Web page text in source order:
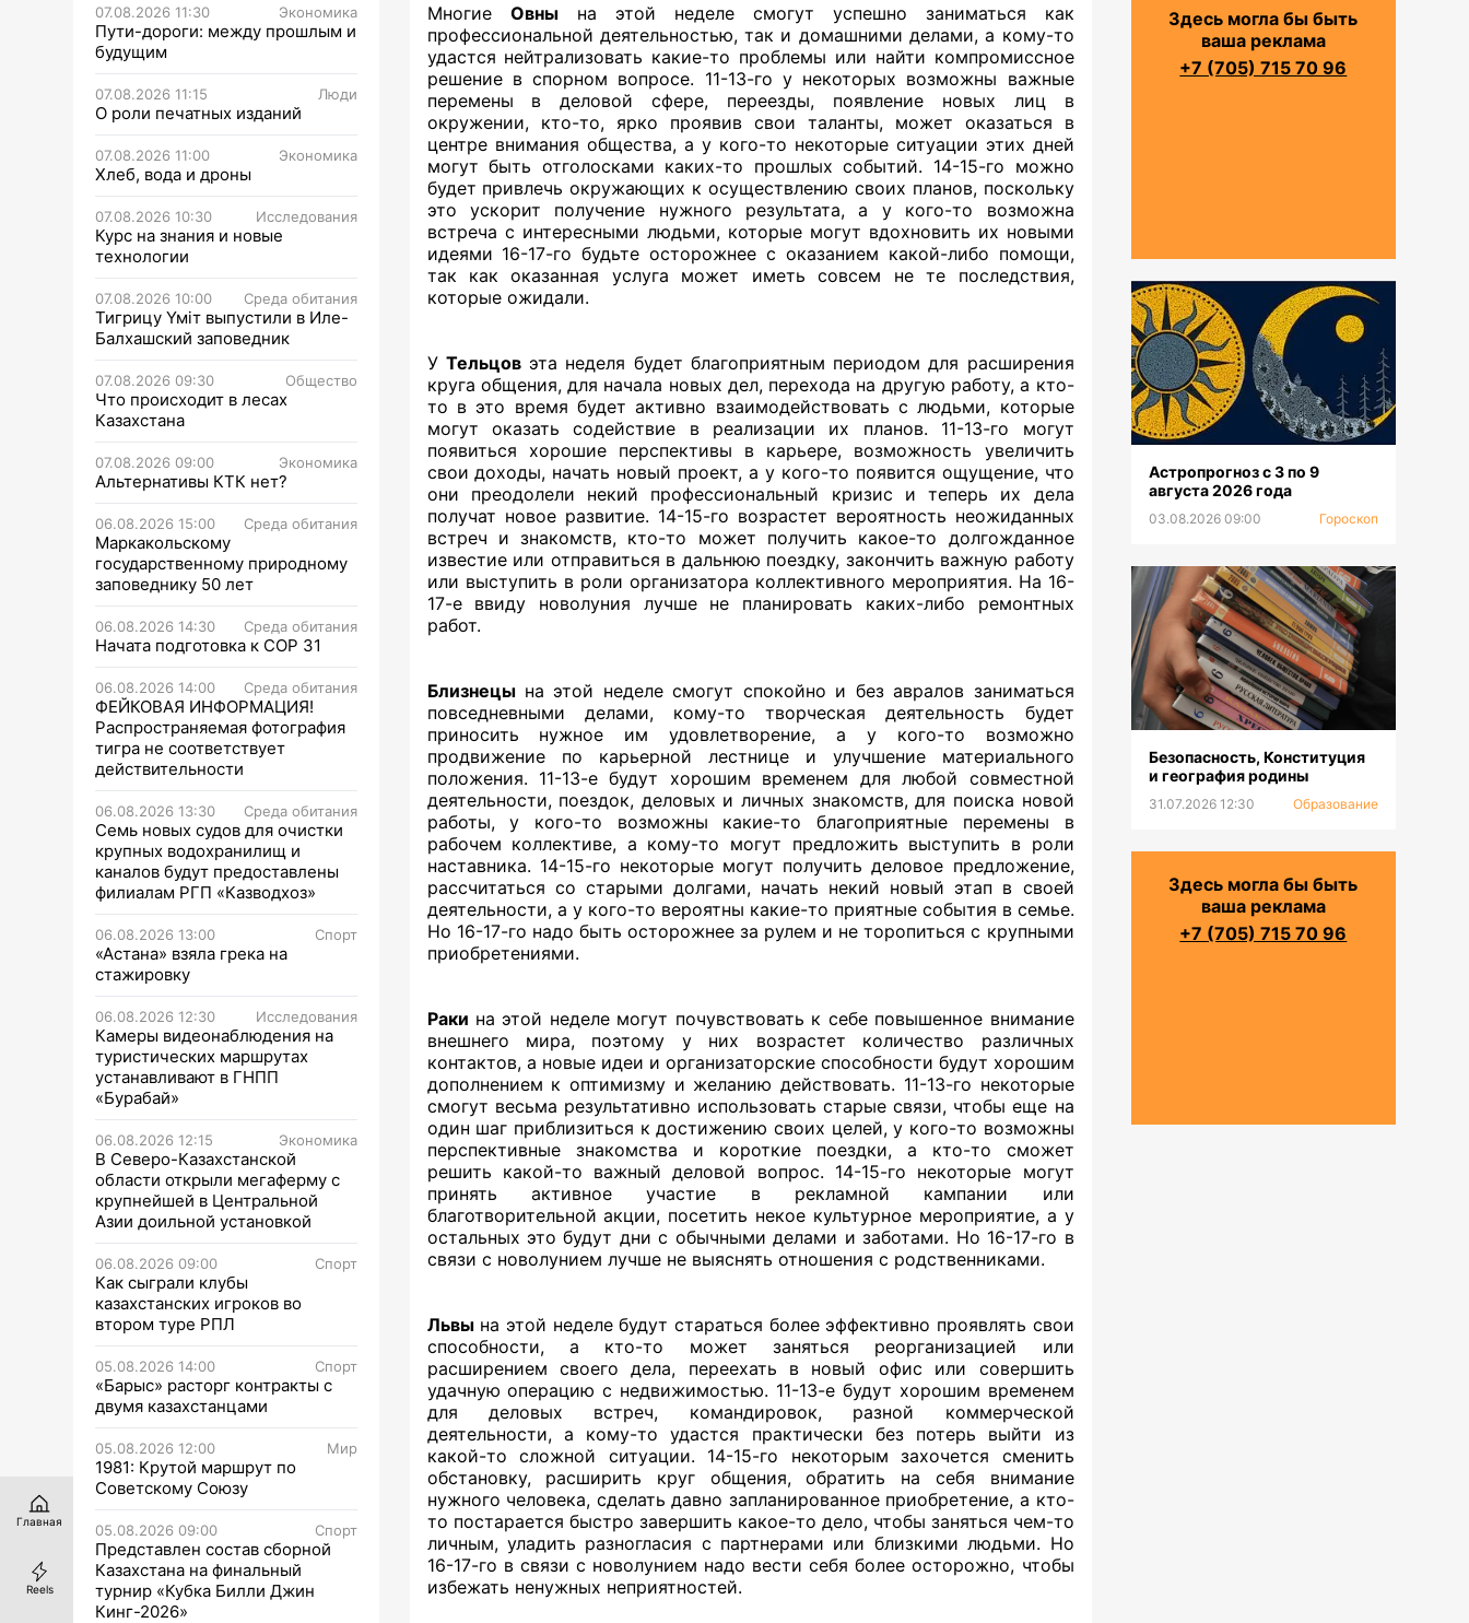
07.08.2026 11:30 Экономика
Пути-дороги: между прошлым и
будущим
07.08.2026 11:15 Люди
О роли печатных изданий
07.08.2026 11:00 Экономика
Хлеб, вода и дроны
07.08.2026 10:30 Исследования
Курс на знания и новые
технологии
07.08.2026 10:00 Среда обитания
Тигрицу Үміт выпустили в Иле-
Балхашский заповедник
07.08.2026 09:30 Общество
Что происходит в лесах
Казахстана
07.08.2026 09:00 Экономика
Альтернативы КТК нет?
06.08.2026 15:00 Среда обитания
Маркакольскому
государственному природному
заповеднику 50 лет
06.08.2026 14:30 Среда обитания
Начата подготовка к СОР 31
06.08.2026 14:00 Среда обитания
ФЕЙКОВАЯ ИНФОРМАЦИЯ!
Распространяемая фотография
тигра не соответствует
действительности
06.08.2026 13:30 Среда обитания
Семь новых судов для очистки
крупных водохранилищ и
каналов будут предоставлены
филиалам РГП «Казводхоз»
06.08.2026 13:00 Спорт
«Астана» взяла грека на
стажировку
06.08.2026 12:30 Исследования
Камеры видеонаблюдения на
туристических маршрутах
устанавливают в ГНПП
«Бурабай»
06.08.2026 12:15 Экономика
В Северо-Казахстанской
области открыли мегаферму с
крупнейшей в Центральной
Азии доильной установкой
06.08.2026 09:00 Спорт
Как сыграли клубы
казахстанских игроков во
втором туре РПЛ
05.08.2026 14:00 Спорт
«Барыс» расторг контракты с
двумя казахстанцами
05.08.2026 12:00 Мир
1981: Крутой маршрут по
Советскому Союзу
05.08.2026 09:00 Спорт
Представлен состав сборной
Казахстана на финальный
турнир «Кубка Билли Джин
Кинг-2026»
Многие Овнына этой неделе смогут успешно заниматься как
профессиональной деятельностью, так и домашними делами, а кому-то
удастся нейтрализовать какие-то проблемы или найти компромиссное
решение в спорном вопросе. 11-13-го у некоторых возможны важные
перемены в деловой сфере, переезды, появление новых лиц в
окружении, кто-то, ярко проявив свои таланты, может оказаться в
центре внимания общества, а у кого-то некоторые ситуации этих дней
могут быть отголосками каких-то прошлых событий. 14-15-го можно
будет привлечь окружающих к осуществлению своих планов, поскольку
это ускорит получение нужного результата, а у кого-то возможна
встреча с интересными людьми, которые могут вдохновить их новыми
идеями 16-17-го будьте осторожнее с оказанием какой-либо помощи,
так как оказанная услуга может иметь совсем не те последствия,
которые ожидали.
У Тельцовэта неделя будет благоприятным периодом для расширения
круга общения, для начала новых дел, перехода на другую работу, а кто-
то в это время будет активно взаимодействовать с людьми, которые
могут оказать содействие в реализации их планов. 11-13-го могут
появиться хорошие перспективы в карьере, возможность увеличить
свои доходы, начать новый проект, а у кого-то появится ощущение, что
они преодолели некий профессиональный кризис и теперь их дела
получат новое развитие. 14-15-го возрастет вероятность неожиданных
встреч и знакомств, кто-то может получить какое-то долгожданное
известие или отправиться в дальнюю поездку, закончить важную работу
или выступить в роли организатора коллективного мероприятия. На 16-
17-е ввиду новолуния лучше не планировать каких-либо ремонтных
работ.
Близнецына этой неделе смогут спокойно и без авралов заниматься
повседневными делами, кому-то творческая деятельность будет
приносить нужное им удовлетворение, а у кого-то возможно
продвижение по карьерной лестнице и улучшение материального
положения. 11-13-е будут хорошим временем для любой совместной
деятельности, поездок, деловых и личных знакомств, для поиска новой
работы, у кого-то возможны какие-то благоприятные перемены в
рабочем коллективе, а кому-то могут предложить выступить в роли
наставника. 14-15-го некоторые могут получить деловое предложение,
рассчитаться со старыми долгами, начать некий новый этап в своей
деятельности, а у кого-то вероятны какие-то приятные события в семье.
Но 16-17-го надо быть осторожнее за рулем и не торопиться с крупными
приобретениями.
Раки на этой неделе могут почувствовать к себе повышенное внимание
внешнего мира, поэтому у них возрастет количество различных
контактов, а новые идеи и организаторские способности будут хорошим
дополнением к оптимизму и желанию действовать. 11-13-го некоторые
смогут весьма результативно использовать старые связи, чтобы еще на
один шаг приблизиться к достижению своих целей, у кого-то возможны
перспективные знакомства и короткие поездки, а кто-то сможет
решить какой-то важный деловой вопрос. 14-15-го некоторые могут
принять активное участие в рекламной кампании или
благотворительной акции, посетить некое культурное мероприятие, а у
остальных это будут дни с обычными делами и заботами. Но 16-17-го в
связи с новолунием лучше не выяснять отношения с родственниками.
Львына этой неделе будут стараться более эффективно проявлять свои
способности, а кто-то может заняться реорганизацией или
расширением своего дела, переехать в новый офис или совершить
удачную операцию с недвижимостью. 11-13-е будут хорошим временем
для деловых встреч, командировок, разной коммерческой
деятельности, а кому-то удастся практически без потерь выйти из
какой-то сложной ситуации. 14-15-го некоторым захочется сменить
обстановку, расширить круг общения, обратить на себя внимание
нужного человека, сделать давно запланированное приобретение, а кто-
то постарается быстро завершить какое-то дело, чтобы заняться чем-то
личным, уладить разногласия с партнерами или близкими людьми. Но
16-17-го в связи с новолунием надо вести себя более осторожно, чтобы
избежать ненужных неприятностей.
Здесь могла бы быть
ваша реклама
+7 (705) 715 70 96
Астропрогноз с 3 по 9
августа 2026 года
03.08.2026 09:00 Гороскоп
Безопасность, Конституция
и география родины
31.07.2026 12:30 Образование
Здесь могла бы быть
ваша реклама
+7 (705) 715 70 96
Главная
Reels